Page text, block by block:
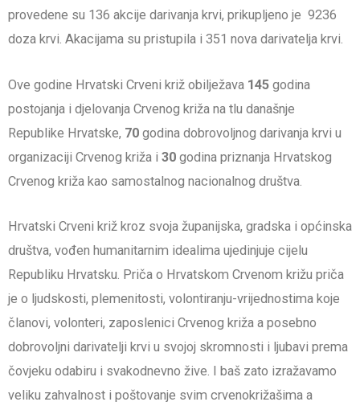
provedene su 136 akcije darivanja krvi, prikupljeno je 9236
doza krvi. Akacijama su pristupila i 351 nova darivatelja krvi.
Ove godine Hrvatski Crveni križ obilježava 145 godina
postojanja i djelovanja Crvenog križa na tlu današnje
Republike Hrvatske, 70 godina dobrovoljnog darivanja krvi u
organizaciji Crvenog križa i 30 godina priznanja Hrvatskog
Crvenog križa kao samostalnog nacionalnog društva.
Hrvatski Crveni križ kroz svoja županijska, gradska i općinska
društva, vođen humanitarnim idealima ujedinjuje cijelu
Republiku Hrvatsku. Priča o Hrvatskom Crvenom križu priča
je o ljudskosti, plemenitosti, volontiranju-vrijednostima koje
članovi, volonteri, zaposlenici Crvenog križa a posebno
dobrovoljni darivatelji krvi u svojoj skromnosti i ljubavi prema
čovjeku odabiru i svakodnevno žive. I baš zato izražavamo
veliku zahvalnost i poštovanje svim crvenokrižašima a